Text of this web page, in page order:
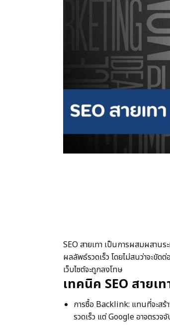
SEO สายเทา เป็นการผสมผสาน
ผลลัพธ์รวดเร็ว โดยไม่สนว่าจะขั
เว็บไซต์จะถูกลงโทษ
เทคนิค SEO สายเ
การซื้อ Backlink: แทนที่จะสร้
รวดเร็ว แต่ Google อาจตรว